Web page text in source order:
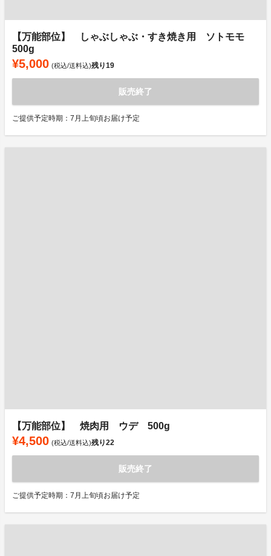
【万能部位】 しゃぶしゃぶ・すき焼き用 ソトモモ
500g
¥5,000 (税込/送料込)残り19
販売終了
ご提供予定時期：7月上旬頃お届け予定
【万能部位】 焼肉用 ウデ 500g
¥4,500 (税込/送料込)残り22
販売終了
ご提供予定時期：7月上旬頃お届け予定